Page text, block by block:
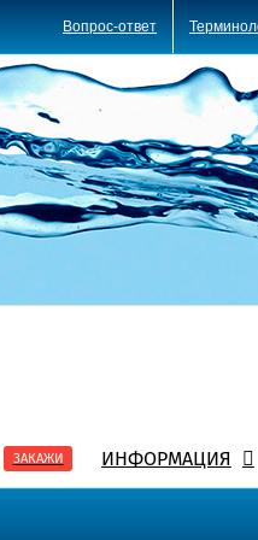
Вопрос-ответ
ЗАКАЖИ ИНФОРМАЦИЯ